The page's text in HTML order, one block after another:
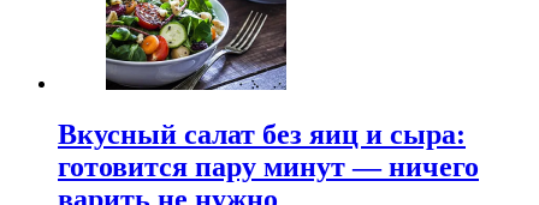
Вкусный салат без яиц и сыра:
готовится пару минут — ничего